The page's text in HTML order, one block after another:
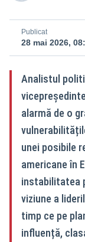
Publicat
28 mai 2026,
Analistul
alarmă de o
unei posibile
americane în
instabilitatea
viziune a
timp ce pe
influență,